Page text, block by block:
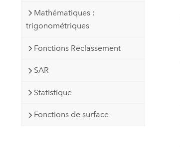
Mathématiques :
trigonométriques
Fonctions Reclassement
SAR
Statistique
Fonctions de surface